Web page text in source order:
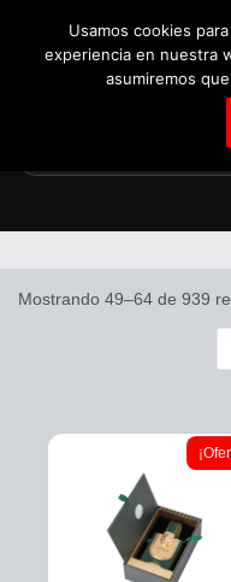
Mostrando 49–64 de 939
Usamos cookies
experiencia en nuestra
asumiremos